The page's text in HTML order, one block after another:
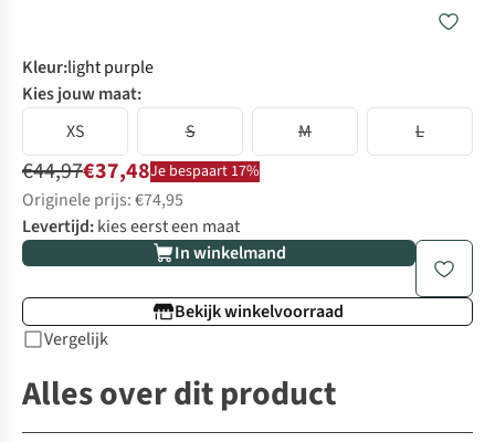
Kleur:light purple
Kies jouw maat:
XS
S M L
€44,97€37,48Je bespaart 17%
Originele prijs: €74,95
Levertijd:kies eerst een maat
In winkelmand
Bekijk winkelvoorraad
Vergelijk
Alles over dit product